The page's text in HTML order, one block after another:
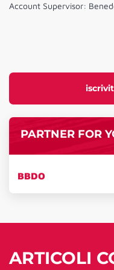
PARTNER FOR
BBDO
Account Supervisor:
ARTICOLI